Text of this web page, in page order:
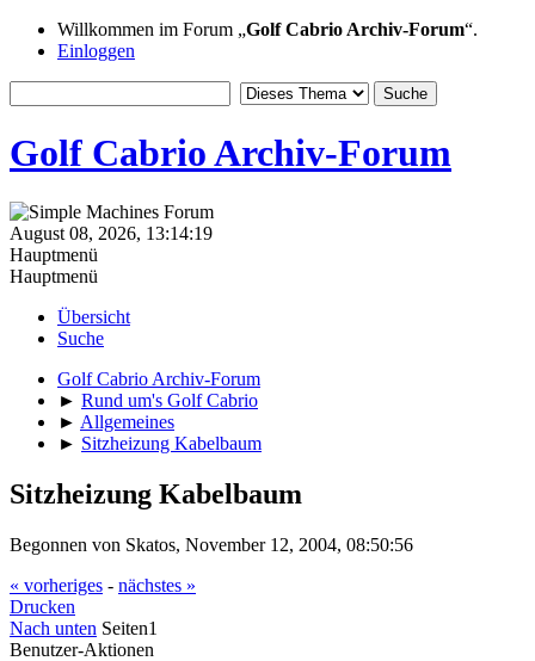
Willkommen im Forum „Golf Cabrio Archiv-Forum“.
Einloggen
Golf Cabrio Archiv-Forum
August 08, 2026, 13:14:19
Hauptmenü
Hauptmenü
Übersicht
Suche
Golf Cabrio Archiv-Forum
► Rund um's Golf Cabrio
► Allgemeines
► Sitzheizung Kabelbaum
Sitzheizung Kabelbaum
Begonnen von Skatos, November 12, 2004, 08:50:56
« vorheriges - nächstes »
Drucken
Nach unten Seiten1
Benutzer-Aktionen